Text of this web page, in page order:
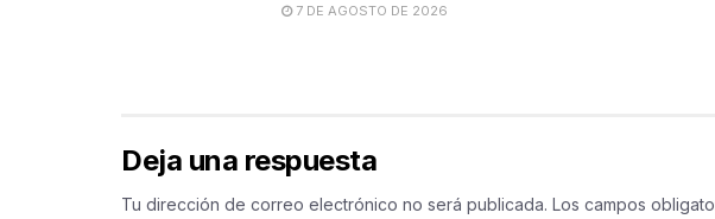
7 DE AGOSTO DE 2026
Deja una respuesta
Tu dirección de correo electrónico no será publicada. Los campos